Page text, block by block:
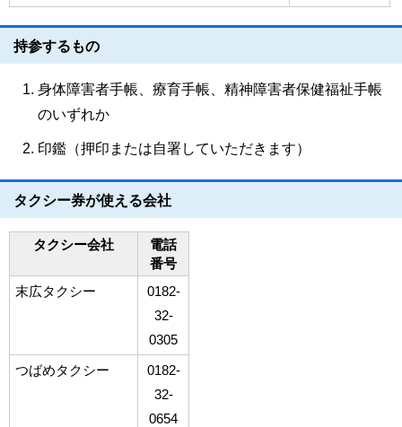
持参するもの
身体障害者手帳、療育手帳、精神障害者保健福祉手帳
のいずれか
印鑑（押印または自署していただきます）
タクシー券が使える会社
タクシー会社
電話
番号
末広タクシー
0182-
32-
0305
つばめタクシー
0182-
32-
0654